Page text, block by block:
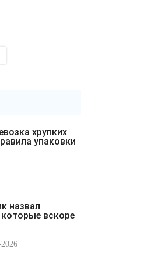
упаковки
которые вскоре